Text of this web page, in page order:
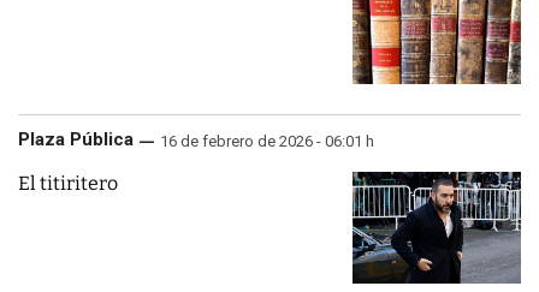
Plaza Pública 16 de febrero de 2026 - 06:01 h
El titiritero